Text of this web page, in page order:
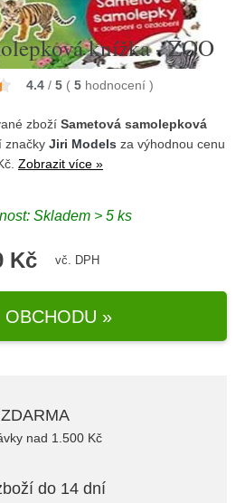
knížka - ZOO
4.4 / 5 ( 5 hodnocení )
zboží Sametová samolepková
značky Jiri Models za výhodnou cenu
Zobrazit více »
Skladem > 5 ks
Kč vč. DPH
OBCHODU »
nad 1.500 Kč
do 14 dní